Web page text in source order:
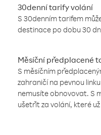
30denní tarify volání
S 30denním tarifem
destinace po dobu 30
Měsíční předplacené
S měsíčním
zahraničí na pevnou
nemusíte obnovovat. S
ušetřit za volání, které